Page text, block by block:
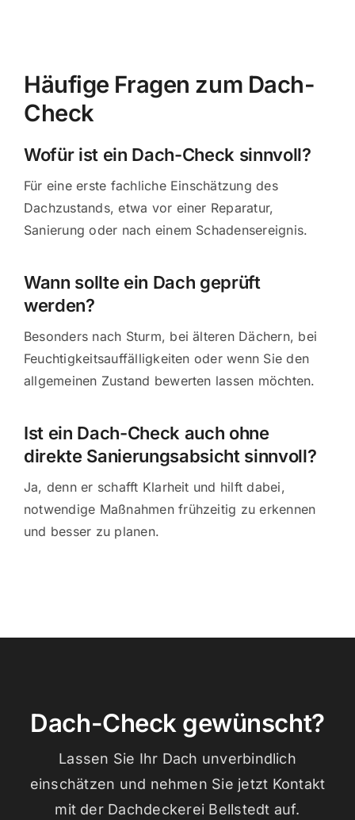
Häufige Fragen zum Dach-
Check
Wofür ist ein Dach-Check sinnvoll?
Für eine erste fachliche Einschätzung des
Dachzustands, etwa vor einer Reparatur,
Sanierung oder nach einem Schadensereignis.
Wann sollte ein Dach geprüft
werden?
Besonders nach Sturm, bei älteren Dächern, bei
Feuchtigkeitsauffälligkeiten oder wenn Sie den
allgemeinen Zustand bewerten lassen möchten.
Ist ein Dach-Check auch ohne
direkte Sanierungsabsicht sinnvoll?
Ja, denn er schafft Klarheit und hilft dabei,
notwendige Maßnahmen frühzeitig zu erkennen
und besser zu planen.
Dach-Check gewünscht?
Lassen Sie Ihr Dach unverbindlich
einschätzen und nehmen Sie jetzt Kontakt
mit der Dachdeckerei Bellstedt auf.